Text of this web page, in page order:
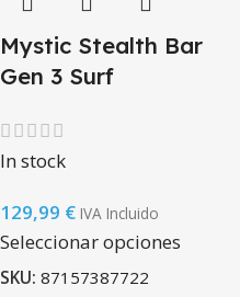
Mystic Stealth Bar
Gen 3 Surf
In stock
129,99 € IVA Incluido
Seleccionar opciones
SKU: 87157387722